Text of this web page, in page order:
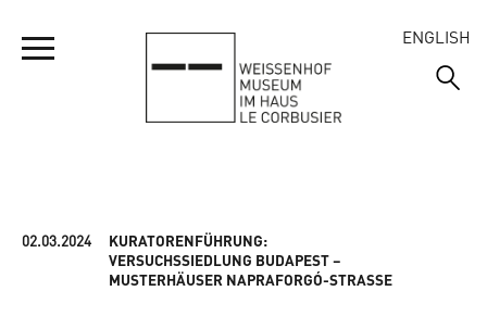
ÖFFNUNGSZEITEN
ADRESSE UND ANREISE
MUSEUM
ENGLISH
02.03.2024
KURATORENFÜHRUNG:
VERSUCHSSIEDLUNG BUDAPEST –
MUSTERHÄUSER NAPRAFORGÓ-STRASSE